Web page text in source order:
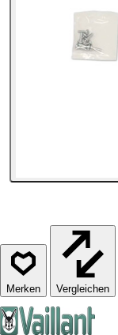
Vergleichen